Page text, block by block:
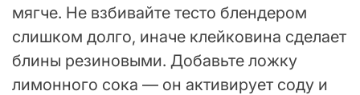
мягче. Не взбивайте тесто блендером
слишком долго, иначе клейковина сделает
блины резиновыми. Добавьте ложку
лимонного сока — он активирует соду и